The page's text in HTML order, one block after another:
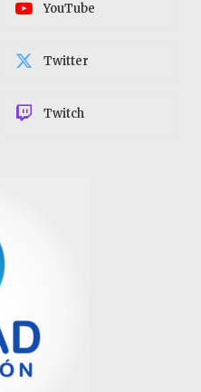
YouTube
Twitter
Twitch